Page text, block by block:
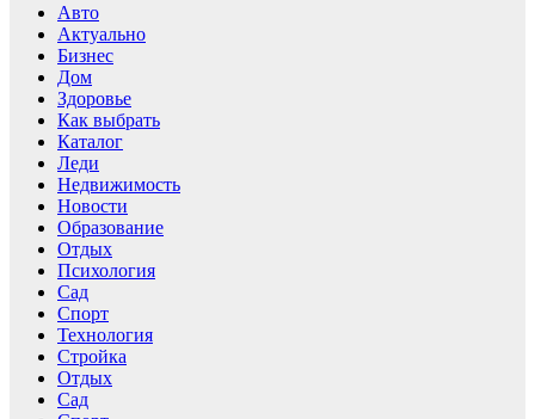
Авто
Актуально
Бизнес
Дом
Здоровье
Как выбрать
Каталог
Леди
Недвижимость
Новости
Образование
Отдых
Психология
Сад
Спорт
Технология
Стройка
Отдых
Сад